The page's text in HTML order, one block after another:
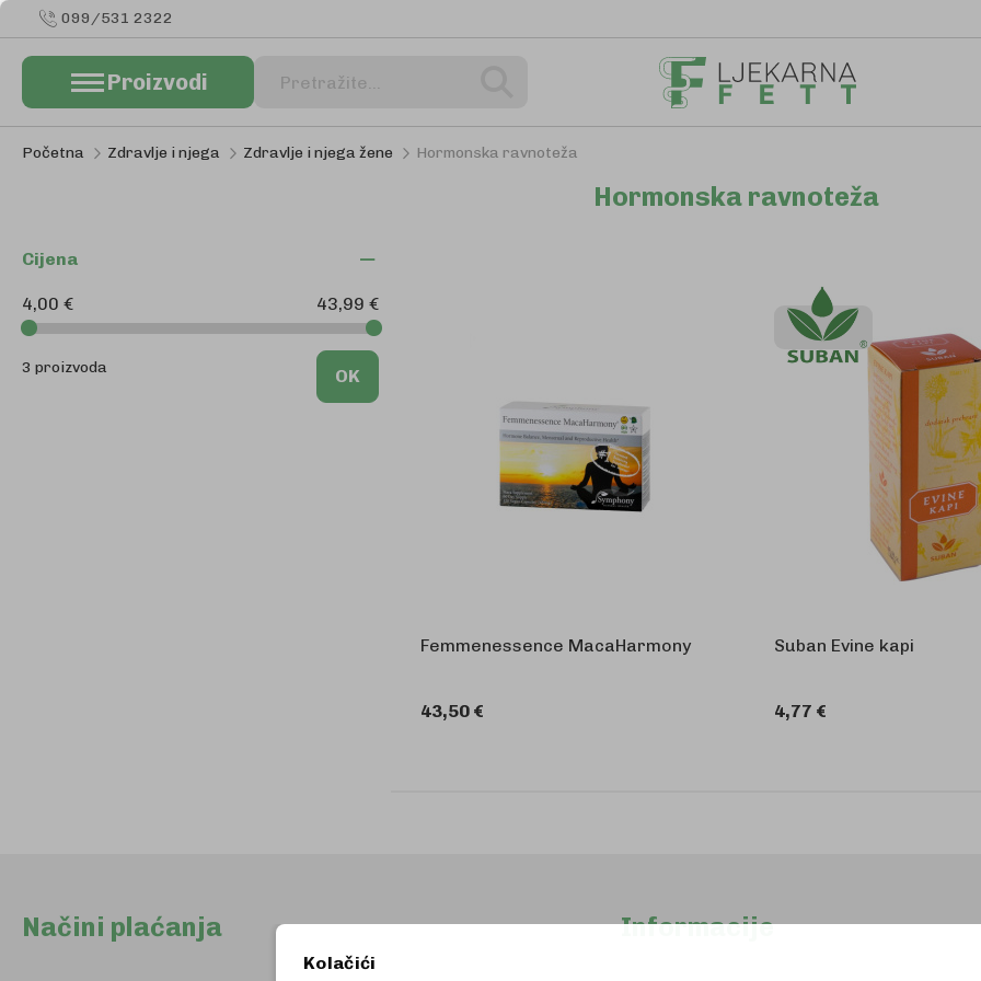
099/531 2322
Proizvodi
Pretraživanje
Početna Zdravlje i njega Zdravlje i njega žene Hormonska ravnoteža
Hormonska ravnoteža
Femmenessence MacaHarmony
43,50 €
Suban Evine kapi
4,77 €
Cijena
4,00 € 43,99 €
3 proizvoda OK
Načini plaćanja Informacije
Kolačići